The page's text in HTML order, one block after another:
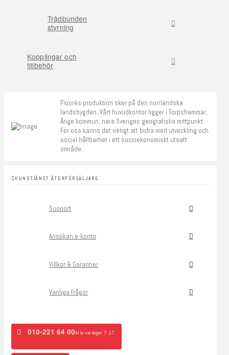
Trådbunden
styrning
Kopplingar och
tillbehör
Floorés produktion sker på den norrländska
landsbygden. Vårt huvudkontor ligger i Torpshammar,
Ånge kommun, nära Sveriges geografiska mittpunkt.
För oss känns det viktigt att bidra med utveckling och
social hållbarhet i ett socioekonomiskt utsatt
område.
KUNDTJÄNST ÅTERFÖRSÄLJARE
Support
Ansökan e-konto
Villkor & Garantier
Vanliga frågor
010-221 64 00Alla vardagar 7-17